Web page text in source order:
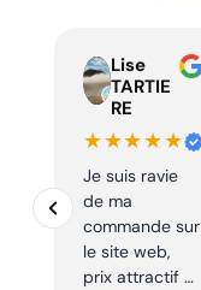
Lise
TARTIE
RE
★★★★★
Je suis ravie
de ma
commande sur
le site web,
prix attractif et